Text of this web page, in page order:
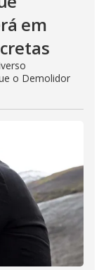
em
o Demolidor